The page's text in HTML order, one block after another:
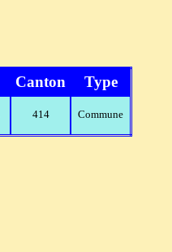
Canton Type
414 Commune